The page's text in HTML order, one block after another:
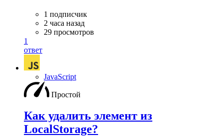
1 подписчик
2 часа назад
29 просмотров
1
ответ
JavaScript
Простой
Как удалить элемент из
LocalStorage?